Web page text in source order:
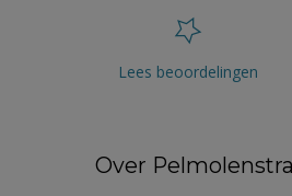
Lees beoordelingen
Over